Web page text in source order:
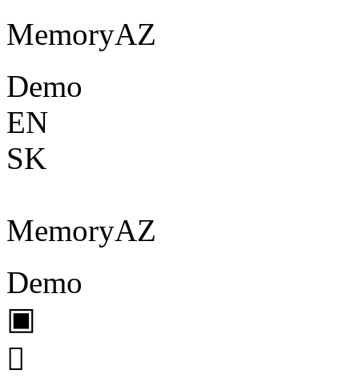
MemoryAZ
Demo
EN
SK
MemoryAZ
Demo
▣
